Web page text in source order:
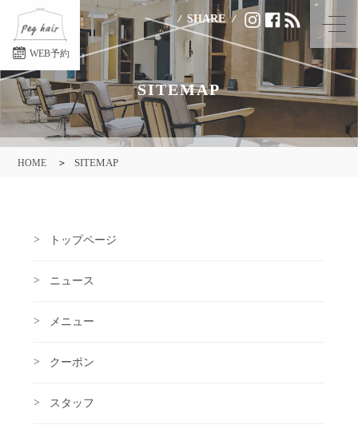
WEB予約
ニ
ュ
を
SHARE
SITEMAP
HOME SITEMAP
トップページ
ニュース
メニュー
クーポン
スタッフ